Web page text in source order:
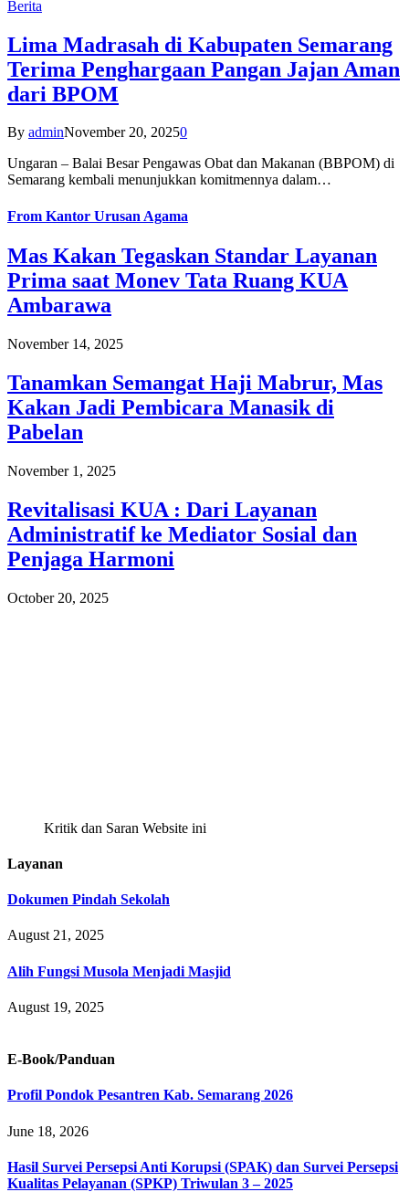
Berita
Lima Madrasah di Kabupaten Semarang
Terima Penghargaan Pangan Jajan Aman
dari BPOM
By adminNovember 20, 20250
Ungaran – Balai Besar Pengawas Obat dan Makanan (BBPOM) di
Semarang kembali menunjukkan komitmennya dalam…
From Kantor Urusan Agama
Mas Kakan Tegaskan Standar Layanan
Prima saat Monev Tata Ruang KUA
Ambarawa
November 14, 2025
Tanamkan Semangat Haji Mabrur, Mas
Kakan Jadi Pembicara Manasik di
Pabelan
November 1, 2025
Revitalisasi KUA : Dari Layanan
Administratif ke Mediator Sosial dan
Penjaga Harmoni
October 20, 2025
Kritik dan Saran Website ini
Layanan
Dokumen Pindah Sekolah
August 21, 2025
Alih Fungsi Musola Menjadi Masjid
August 19, 2025
E-Book/Panduan
Profil Pondok Pesantren Kab. Semarang 2026
June 18, 2026
Hasil Survei Persepsi Anti Korupsi (SPAK) dan Survei Persepsi
Kualitas Pelayanan (SPKP) Triwulan 3 – 2025